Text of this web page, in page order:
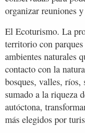
organizar reuniones
El Ecoturismo. La
territorio con
ambientes naturales
contacto con la
bosques, valles, ríos,
sumado a la riqueza
autóctona,
más elegidos por